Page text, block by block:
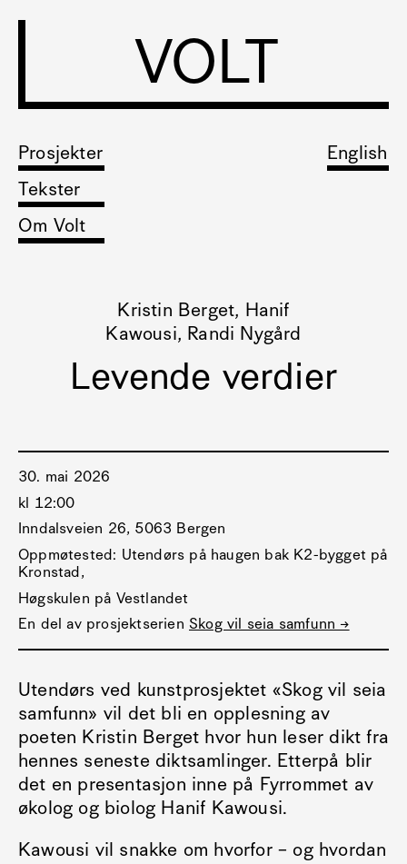
VOLT
Prosjekter
Tekster
Om Volt
English
Kristin Berget, Hanif
Kawousi, Randi Nygård
Levende verdier
30. mai 2026
kl 12:00
Inndalsveien 26, 5063 Bergen
Oppmøtested: Utendørs på haugen bak K2-bygget på
Kronstad,
Høgskulen på Vestlandet
En del av prosjektserien Skog vil seia samfunn →
Utendørs ved kunstprosjektet «Skog vil seia
samfunn» vil det bli en opplesning av
poeten Kristin Berget hvor hun leser dikt fra
hennes seneste diktsamlinger. Etterpå blir
det en presentasjon inne på Fyrrommet av
økolog og biolog Hanif Kawousi.
Kawousi vil snakke om hvorfor – og hvordan